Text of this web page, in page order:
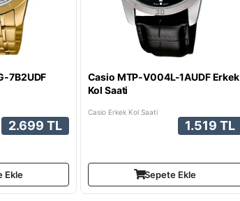
7B2UDF
2.699 TL
Ekle
Casio MTP-V004L-1AUDF Erkek
Kol Saati
Casio Erkek Kol Saati
1.519 TL
Sepete Ekle